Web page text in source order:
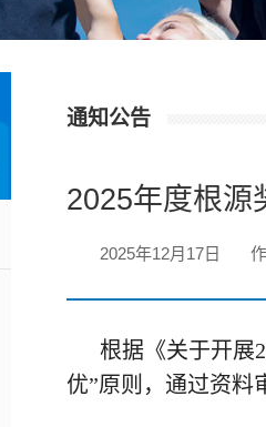
通知公告
2025年度根源
2025年12月17日
根据《关于开展
优”原则，通过资料